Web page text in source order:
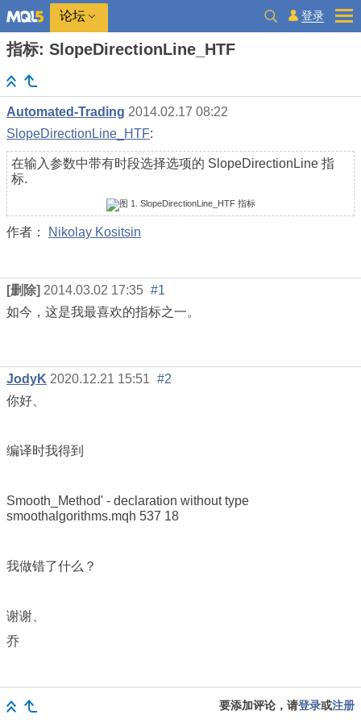
论坛 登录
指标: SlopeDirectionLine_HTF
Automated-Trading 2014.02.17 08:22
SlopeDirectionLine_HTF:
在输入参数中带有时段选择选项的 SlopeDirectionLine 指
标.
作者： Nikolay Kositsin
[删除] 2014.03.02 17:35 #1
如今，这是我最喜欢的指标之一。
JodyK 2020.12.21 15:51 #2
你好、
编译时我得到
Smooth_Method' - declaration without type
smoothalgorithms.mqh 537 18
我做错了什么？
谢谢、
乔
要添加评论，请登录或注册